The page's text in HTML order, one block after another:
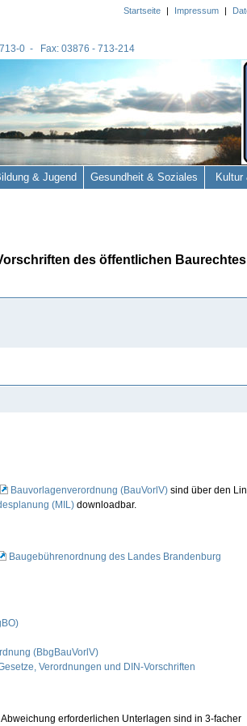
des öffentlichen Baurechtes
Bauvorlagenverordnung (BauVorlV) sind über den
(MIL) downloadbar.
Baugebührenordnung des Landes Brandenburg
(BbgBauVorlV)
Verordnungen und DIN-Vorschriften
erforderlichen Unterlagen sind in 3-facher
0 - Fax: 03876 - 713-214
Startseite | Impressum |
& Jugend Gesundheit & Soziales Kultur